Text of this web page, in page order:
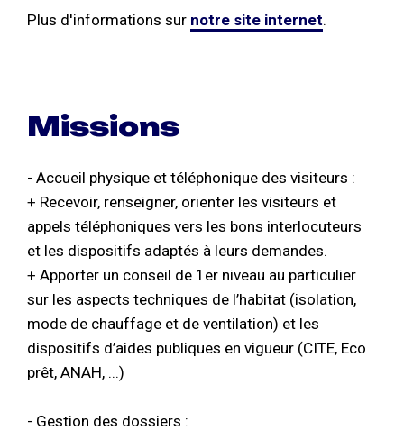
Plus d'informations sur notre site internet.
Missions
- Accueil physique et téléphonique des visiteurs :
+ Recevoir, renseigner, orienter les visiteurs et
appels téléphoniques vers les bons interlocuteurs
et les dispositifs adaptés à leurs demandes.
+ Apporter un conseil de 1er niveau au particulier
sur les aspects techniques de l’habitat (isolation,
mode de chauffage et de ventilation) et les
dispositifs d’aides publiques en vigueur (CITE, Eco
prêt, ANAH, ...)
- Gestion des dossiers :